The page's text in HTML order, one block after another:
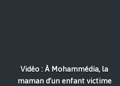
Vidéo : À Mohammédia, la
maman d’un enfant victime